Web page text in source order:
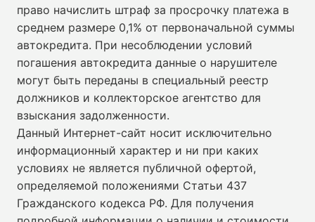
право начислить штраф за просрочку платежа в
среднем размере 0,1% от первоначальной суммы
автокредита. При несоблюдении условий
погашения автокредита данные о нарушителе
могут быть переданы в специальный реестр
должников и коллекторское агентство для
взыскания задолженности.
Данный Интернет-сайт носит исключительно
информационный характер и ни при каких
условиях не является публичной офертой,
определяемой положениями Статьи 437
Гражданского кодекса РФ. Для получения